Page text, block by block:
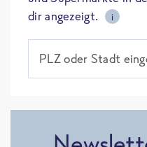
dir angezeigt.
i
PLZ oder Stadt